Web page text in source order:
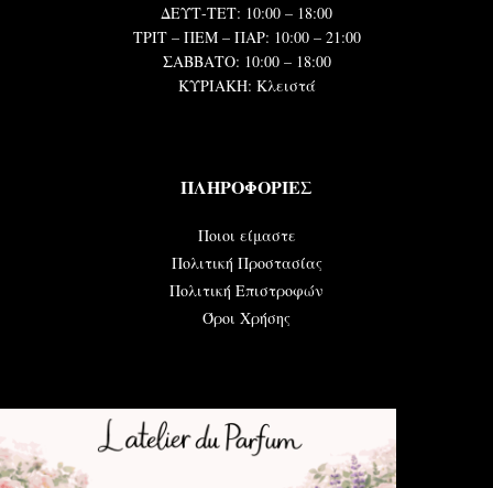
ΔΕΥΤ-ΤΕΤ: 10:00 – 18:00
ΤΡΙΤ – ΠΕΜ – ΠΑΡ: 10:00 – 21:00
ΣΑΒΒΑΤΟ: 10:00 – 18:00
ΚΥΡΙΑΚΗ: Κλειστά
ΠΛΗΡΟΦΟΡΙΕΣ
Ποιοι είμαστε
Πολιτική Προστασίας
Πολιτική Επιστροφών
Όροι Χρήσης